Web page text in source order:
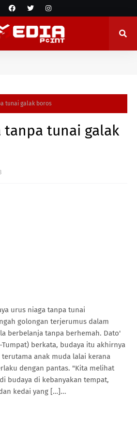
tunai galak boros
tanpa tunai galak
urus niaga tanpa tunai
golongan terjerumus dalam
berbelanja tanpa berhemah. Dato'
Tumpat) berkata, budaya itu akhirnya
anak muda lalai kerana
dengan pantas. "Kita melihat
budaya di kebanyakan tempat,
kedai yang […]...